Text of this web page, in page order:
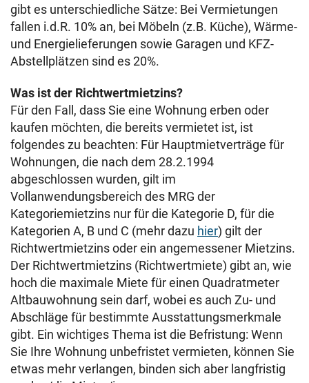
gibt es unterschiedliche Sätze: Bei Vermietungen
fallen i.d.R. 10% an, bei Möbeln (z.B. Küche), Wärme-
und Energielieferungen sowie Garagen und KFZ-
Abstellplätzen sind es 20%.
Was ist der Richtwertmietzins?
Für den Fall, dass Sie eine Wohnung erben oder
kaufen möchten, die bereits vermietet ist, ist
folgendes zu beachten: Für Hauptmietverträge für
Wohnungen, die nach dem 28.2.1994
abgeschlossen wurden, gilt im
Vollanwendungsbereich des MRG der
Kategoriemietzins nur für die Kategorie D, für die
Kategorien A, B und C (mehr dazu hier) gilt der
Richtwertmietzins oder ein angemessener Mietzins.
Der Richtwertmietzins (Richtwertmiete) gibt an, wie
hoch die maximale Miete für einen Quadratmeter
Altbauwohnung sein darf, wobei es auch Zu- und
Abschläge für bestimmte Ausstattungsmerkmale
gibt. Ein wichtiges Thema ist die Befristung: Wenn
Sie Ihre Wohnung unbefristet vermieten, können Sie
etwas mehr verlangen, binden sich aber langfristig